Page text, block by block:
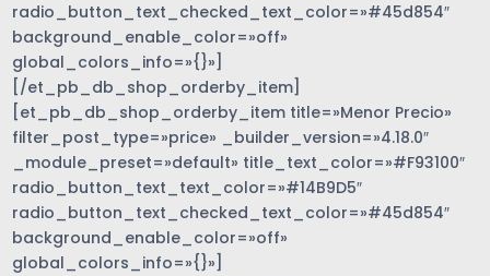
radio_button_text_checked_text_color=»#45d854″
background_enable_color=»off»
global_colors_info=»{}»]
[/et_pb_db_shop_orderby_item]
[et_pb_db_shop_orderby_item title=»Menor Precio»
filter_post_type=»price» _builder_version=»4.18.0″
_module_preset=»default» title_text_color=»#F93100″
radio_button_text_text_color=»#14B9D5″
radio_button_text_checked_text_color=»#45d854″
background_enable_color=»off»
global_colors_info=»{}»]